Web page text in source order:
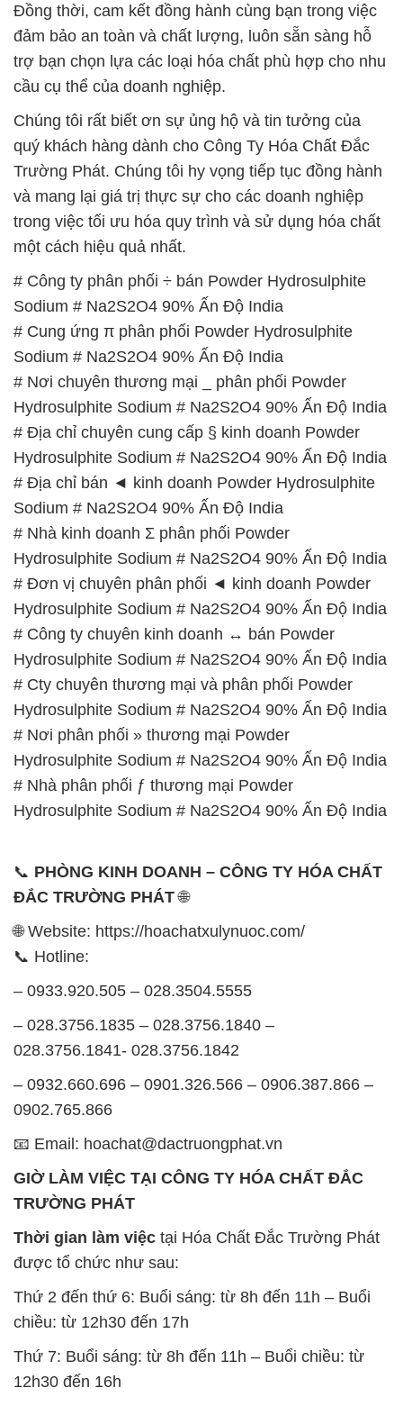
Đồng thời, cam kết đồng hành cùng bạn trong việc
đảm bảo an toàn và chất lượng, luôn sẵn sàng hỗ
trợ bạn chọn lựa các loại hóa chất phù hợp cho nhu
cầu cụ thể của doanh nghiệp.
Chúng tôi rất biết ơn sự ủng hộ và tin tưởng của
quý khách hàng dành cho Công Ty Hóa Chất Đắc
Trường Phát. Chúng tôi hy vọng tiếp tục đồng hành
và mang lại giá trị thực sự cho các doanh nghiệp
trong việc tối ưu hóa quy trình và sử dụng hóa chất
một cách hiệu quả nhất.
# Công ty phân phối ÷ bán Powder Hydrosulphite
Sodium # Na2S2O4 90% Ấn Độ India
# Cung ứng π phân phối Powder Hydrosulphite
Sodium # Na2S2O4 90% Ấn Độ India
# Nơi chuyên thương mại _ phân phối Powder
Hydrosulphite Sodium # Na2S2O4 90% Ấn Độ India
# Địa chỉ chuyên cung cấp § kinh doanh Powder
Hydrosulphite Sodium # Na2S2O4 90% Ấn Độ India
# Địa chỉ bán ◄ kinh doanh Powder Hydrosulphite
Sodium # Na2S2O4 90% Ấn Độ India
# Nhà kinh doanh Σ phân phối Powder
Hydrosulphite Sodium # Na2S2O4 90% Ấn Độ India
# Đơn vị chuyên phân phối ◄ kinh doanh Powder
Hydrosulphite Sodium # Na2S2O4 90% Ấn Độ India
# Công ty chuyên kinh doanh ↔ bán Powder
Hydrosulphite Sodium # Na2S2O4 90% Ấn Độ India
# Cty chuyên thương mại và phân phối Powder
Hydrosulphite Sodium # Na2S2O4 90% Ấn Độ India
# Nơi phân phối » thương mại Powder
Hydrosulphite Sodium # Na2S2O4 90% Ấn Độ India
# Nhà phân phối ƒ thương mại Powder
Hydrosulphite Sodium # Na2S2O4 90% Ấn Độ India
📞 PHÒNG KINH DOANH – CÔNG TY HÓA CHẤT
ĐẮC TRƯỜNG PHÁT🌐
🌐 Website: https://hoachatxulynuoc.com/
📞 Hotline:
– 0933.920.505 – 028.3504.5555
– 028.3756.1835 – 028.3756.1840 –
028.3756.1841- 028.3756.1842
– 0932.660.696 – 0901.326.566 – 0906.387.866 –
0902.765.866
📧 Email: hoachat@dactruongphat.vn
GIỜ LÀM VIỆC TẠI CÔNG TY HÓA CHẤT ĐẮC
TRƯỜNG PHÁT
Thời gian làm việc tại Hóa Chất Đắc Trường Phát
được tổ chức như sau:
Thứ 2 đến thứ 6: Buổi sáng: từ 8h đến 11h – Buổi
chiều: từ 12h30 đến 17h
Thứ 7: Buổi sáng: từ 8h đến 11h – Buổi chiều: từ
12h30 đến 16h